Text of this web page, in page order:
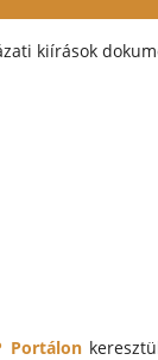
kiírások
Portálon